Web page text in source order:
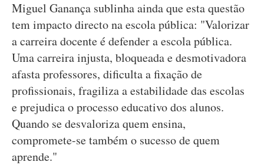
Miguel Ganança sublinha ainda que esta questão
tem impacto directo na escola pública: "Valorizar
a carreira docente é defender a escola pública.
Uma carreira injusta, bloqueada e desmotivadora
afasta professores, dificulta a fixação de
profissionais, fragiliza a estabilidade das escolas
e prejudica o processo educativo dos alunos.
Quando se desvaloriza quem ensina,
compromete-se também o sucesso de quem
aprende."